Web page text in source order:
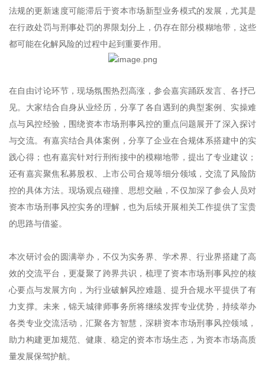
法规的更新速度可能滞后于资本市场新型业务模式的发展，尤其是
在行政处罚与刑事处罚的界限划分上，仍存在部分模糊地带，这些
都可能在化解风险的过程中起到重要作用。
在自由讨论环节，现场氛围热烈高涨，参会嘉宾踊跃发言、各抒己
见。大家结合自身从业经历，分享了各自遇到的典型案例、实操难
点与风控经验，围绕资本市场刑事风控的重点问题展开了深入探讨
与交流。有嘉宾结合具体案例，分享了企业在合规体系搭建中的实
践心得；也有嘉宾针对行刑衔接中的模糊地带，提出了专业建议；
还有嘉宾聚焦私募股权、上市公司合规等细分领域，交流了风险防
控的具体方法。现场观点碰撞、思想交融，不仅加深了参会人员对
资本市场刑事风控实务的理解，也为后续开展相关工作提供了宝贵
的思路与借鉴。
本次研讨会的圆满举办，不仅为实务界、学术界、行业界搭建了高
效的交流平台，更凝聚了跨界共识，梳理了资本市场刑事风控的核
心要点与发展方向，为行业破解风控难题、提升合规水平提供了有
力支撑。未来，锦天城律师事务所将继续发挥专业优势，持续举办
各类专业交流活动，汇聚各方智慧，深耕资本市场刑事风控领域，
助力构建更加规范、健康、稳定的资本市场生态，为资本市场高质
量发展保驾护航。